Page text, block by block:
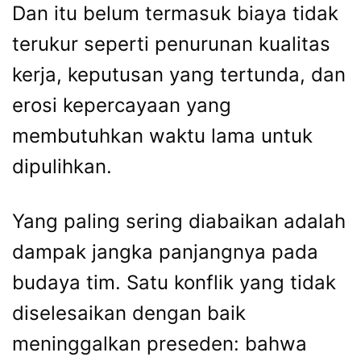
Dan itu belum termasuk biaya tidak
terukur seperti penurunan kualitas
kerja, keputusan yang tertunda, dan
erosi kepercayaan yang
membutuhkan waktu lama untuk
dipulihkan.
Yang paling sering diabaikan adalah
dampak jangka panjangnya pada
budaya tim. Satu konflik yang tidak
diselesaikan dengan baik
meninggalkan preseden: bahwa